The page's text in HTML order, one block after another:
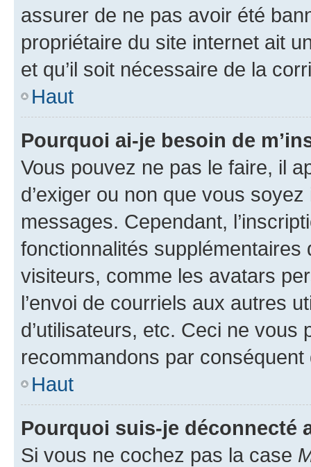
assurer de ne pas avoir été
propriétaire du site internet ait
et qu’il soit nécessaire de la
Haut
Pourquoi ai-je besoin de
Vous pouvez ne pas le faire, il
d’exiger ou non que vous
messages. Cependant,
fonctionnalités
visiteurs, comme les avatars
l’envoi de courriels aux autres
d’utilisateurs, etc. Ceci ne vous
recommandons par conséquent
Haut
Pourquoi suis-je déconnecté
Si vous ne cochez pas la case